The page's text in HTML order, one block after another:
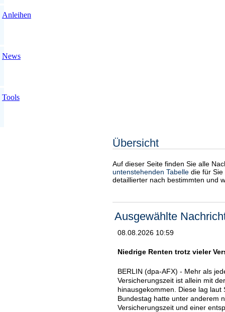
Anleihen
News
Tools
Übersicht
Auf dieser Seite finden Sie alle
untenstehenden Tabelle die für
detaillierter nach bestimmten und
Ausgewählte
08.08.2026 10:59
Niedrige Renten trotz vieler
BERLIN (dpa-AFX) - Mehr als
Versicherungszeit ist allein mit
hinausgekommen. Diese lag
Bundestag hatte unter anderem
Versicherungszeit und einer